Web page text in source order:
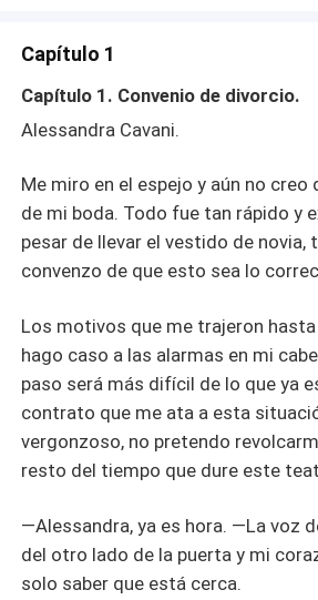
Capítulo 1
Capítulo 1. Convenio de divorcio.
Alessandra Cavani.
Me miro en el espejo y aún no creo
de mi boda. Todo fue tan rápido y
pesar de llevar el vestido de novia,
convenzo de que esto sea lo
Los motivos que me trajeron
hago caso a las alarmas en mi
paso será más difícil de lo que ya
contrato que me ata a esta
vergonzoso, no pretendo
resto del tiempo que dure este
—Alessandra, ya es hora. —La voz
del otro lado de la puerta y mi
solo saber que está cerca.